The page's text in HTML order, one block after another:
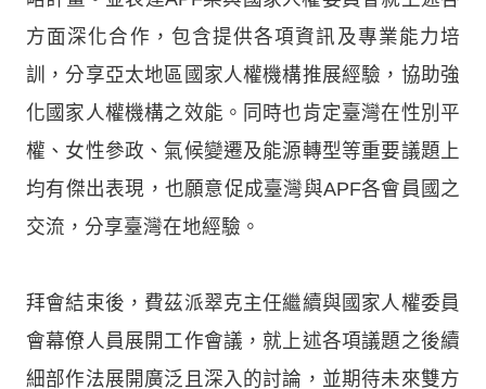
方面深化合作，包含提供各項資訊及專業能力培
訓，分享亞太地區國家人權機構推展經驗，協助強
化國家人權機構之效能。同時也肯定臺灣在性別平
權、女性參政、氣候變遷及能源轉型等重要議題上
均有傑出表現，也願意促成臺灣與APF各會員國之
交流，分享臺灣在地經驗。
拜會結束後，費茲派翠克主任繼續與國家人權委員
會幕僚人員展開工作會議，就上述各項議題之後續
細部作法展開廣泛且深入的討論，並期待未來雙方